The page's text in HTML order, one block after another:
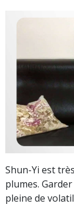
Shun-Yi est
plumes.
pleine de